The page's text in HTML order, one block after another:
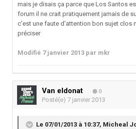
mais je disais ça parce que Los Santos
forum il ne crait pratiquement jamais de
c'est une faute d'attention bon sujet clos
préciser
Modifié 7 janvier 2013 par mkr
Van eldonat 0
Posté(e) 7 janvier 2013
Le 07/01/2013 à 10:37, Micheal